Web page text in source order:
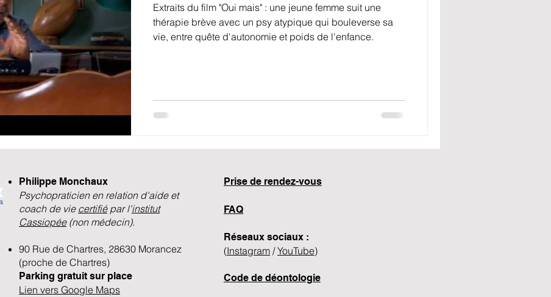
Extraits du film "Oui mais" : une jeune femme suit une
thérapie brève avec un psy atypique qui bouleverse sa
vie, entre quête d'autonomie et poids de l'enfance.
Philippe Monchaux
Psychopraticien en relation d'aide et
coach de vie certifiépar l'institut
Cassiopée(non médecin).
90 Rue de Chartres, 28630 Morancez
(proche de Chartres)
Parking gratuit sur place
Lien vers Google Maps
​Prise de rendez-vous
FAQ
Réseaux sociaux :
(Instagram /YouTube)
Code de déontologie